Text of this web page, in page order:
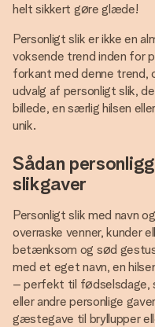
helt sikkert gøre glæde!
Personligt slik er ikke en
voksende trend inden for
forkant med denne trend,
udvalg af personligt slik,
billede, en særlig hilsen
unik.
Sådan
slikgaver
Personligt slik med navn
overraske venner, kunder
betænksom og sød
med et eget navn, en
– perfekt til fødselsdage,
eller andre personlige
gæstegave til bryllupper